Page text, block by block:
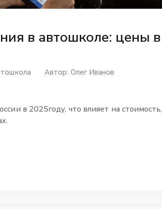
в автошколе: цены в
Автор: Олег Иванов
в 2025году, что влияет на